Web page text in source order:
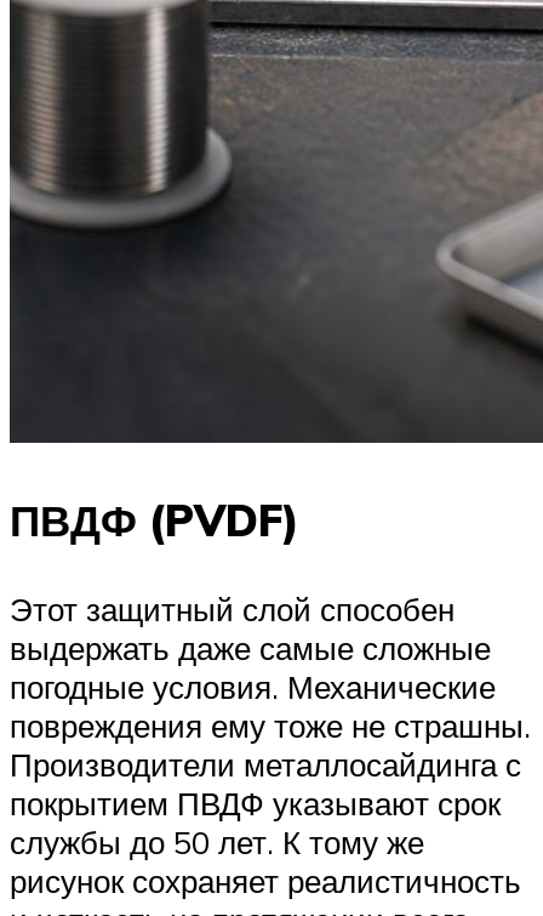
ПВДФ (PVDF)
Этот защитный слой способен
выдержать даже самые сложные
погодные условия. Механические
повреждения ему тоже не страшны.
Производители металлосайдинга с
покрытием ПВДФ указывают срок
службы до 50 лет. К тому же
рисунок сохраняет реалистичность